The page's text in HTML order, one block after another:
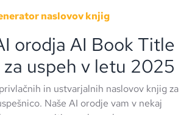
naslovov knjig
orodja AI Book Title
uspeh v letu 2025
in ustvarjalnih naslovov knjig za
Naše AI orodje vam v nekaj